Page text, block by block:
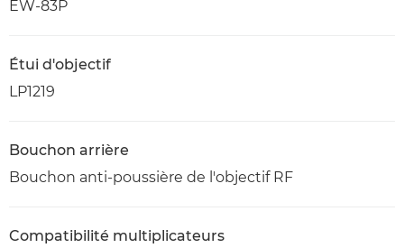
EW-83P
Étui d'objectif
LP1219
Bouchon arrière
Bouchon anti-poussière de l'objectif RF
Compatibilité multiplicateurs